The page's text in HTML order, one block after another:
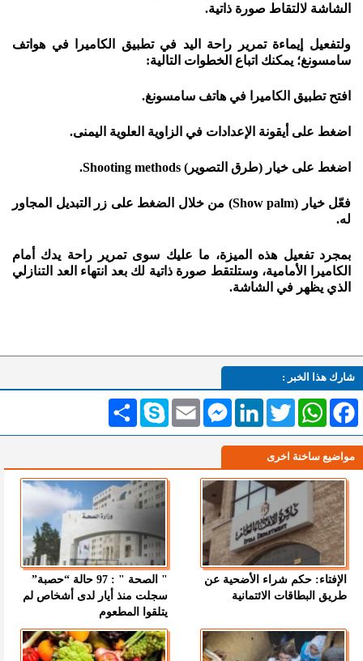
الشاشة لالتقاط صورة ذاتية.
ولتفعيل إيماءة تمرير راحة اليد في تطبيق الكاميرا في هواتف
سامسونغ؛ يمكنك اتباع الخطوات التالية:
افتح تطبيق الكاميرا في هاتف سامسونغ.
اضغط على أيقونة الإعدادات في الزاوية العلوية اليمنى.
اضغط على خيار (طرق التصوير) Shooting methods.
فعّل خيار (Show palm) من خلال الضغط على زر التبديل المجاور
له.
بمجرد تفعيل هذه الميزة، ما عليك سوى تمرير راحة يدك أمام
الكاميرا الأمامية، وستلتقط صورة ذاتية لك بعد انتهاء العد التنازلي
الذي يظهر في الشاشة.
شارك هذا الخبر :
انشر Skype Email
MessengerLinkedInTwitterWhatsAppFacebook
مواضيع ساخنة اخرى
الإفتاء: حكم شراء الأضحية عن
طريق البطاقات الائتمانية
" الصحة " : 97 حالة “حصبة”
سجلت منذ أيار لدى أشخاص لم
يتلقوا المطعوم